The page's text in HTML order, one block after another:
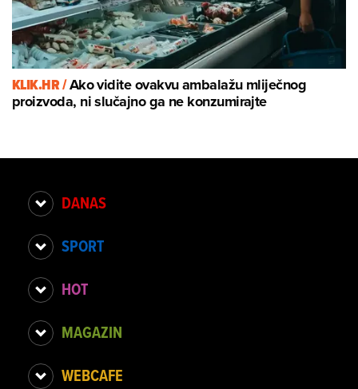
KLIK.HR /Ako vidite ovakvu ambalažu mliječnog
proizvoda, ni slučajno ga ne konzumirajte
DANAS
SPORT
HOT
MAGAZIN
WEBCAFE